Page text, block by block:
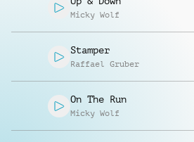
Micky Wolf
Stamper
Raffael Gruber
On The Run
Micky Wolf